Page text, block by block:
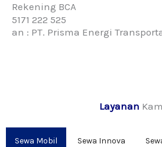
Rekening BCA
5171 222 525
an : PT. Prisma Energi
Layanan
Sewa Mobil Sewa Innova